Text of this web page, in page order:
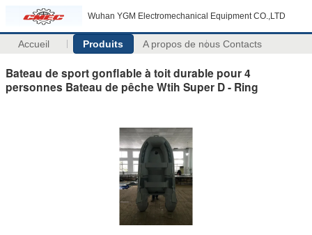
Wuhan YGM Electromechanical Equipment CO.,LTD
Accueil Produits A propos de nous Contacts
Bateau de sport gonflable à toit durable pour 4
personnes Bateau de pêche Wtih Super D - Ring